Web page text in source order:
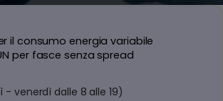
il consumo energia variabile
per fasce senza spread
- venerdì dalle 8 alle 19)